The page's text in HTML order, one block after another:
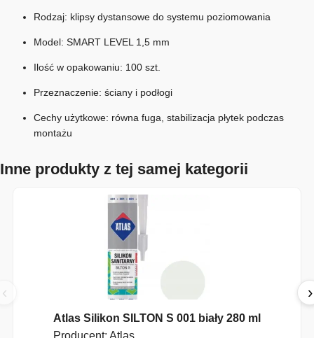
Rodzaj: klipsy dystansowe do systemu poziomowania
Model: SMART LEVEL 1,5 mm
Ilość w opakowaniu: 100 szt.
Przeznaczenie: ściany i podłogi
Cechy użytkowe: równa fuga, stabilizacja płytek podczas
montażu
Inne produkty z tej samej kategorii
‹
Atlas Silikon SILTON S 001 biały 280 ml
›